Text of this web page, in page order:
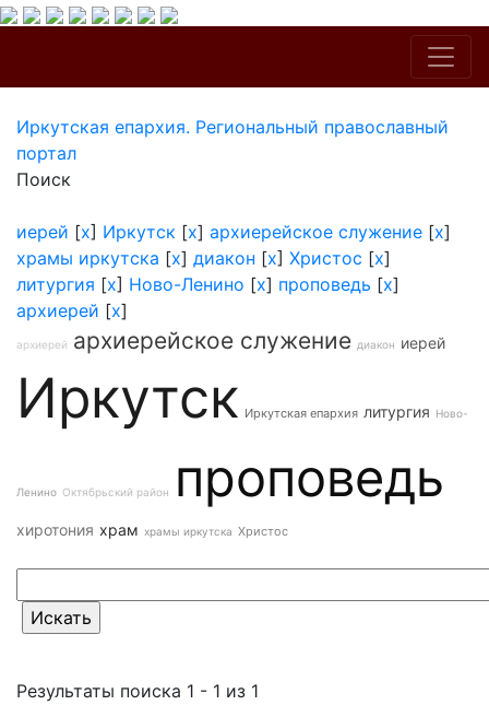
Иркутская епархия. Региональный православный
портал
Поиск
иерей [x] Иркутск [x] архиерейское служение [x]
храмы иркутска [x] диакон [x] Христос [x]
литургия [x] Ново-Ленино [x] проповедь [x]
архиерей [x]
архиерей архиерейское служение диакон иерей
Иркутск Иркутская епархия литургия Ново-
Ленино Октябрьский район проповедь
хиротония храм храмы иркутска Христос
Результаты поиска 1 - 1 из 1